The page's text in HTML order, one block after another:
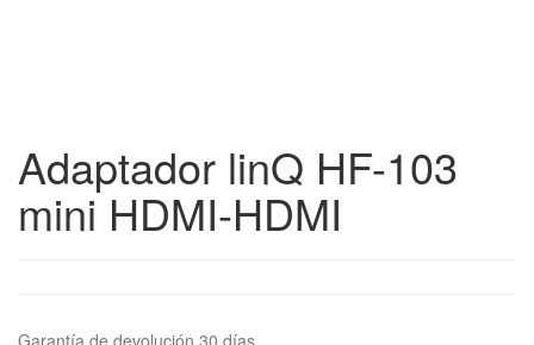
Adaptador linQ HF-103
mini HDMI-HDMI
Garantía de devolución 30 días